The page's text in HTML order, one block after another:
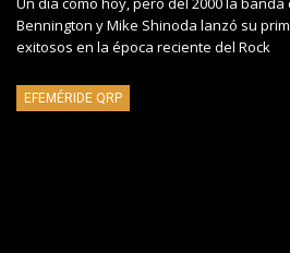
Bennington y Mike Shinoda lanzó su
exitosos en la época reciente del Rock
EFEMÉRIDE QRP